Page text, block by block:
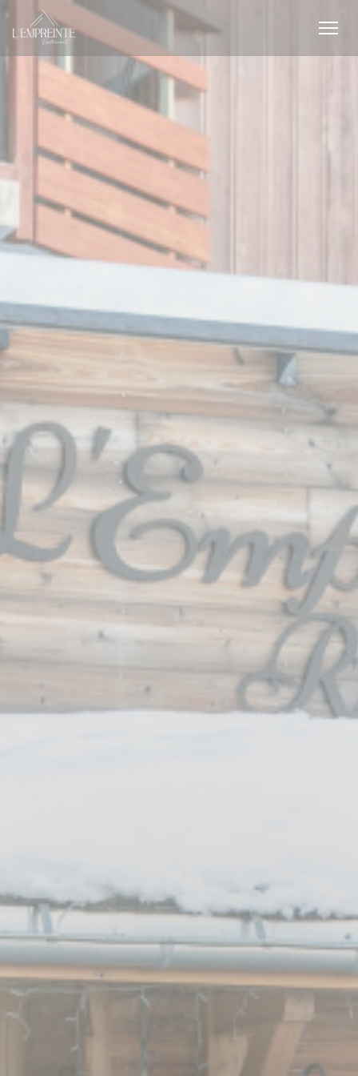
Πίνακας διαχείρισης "Μπισκότων" (Cookies)